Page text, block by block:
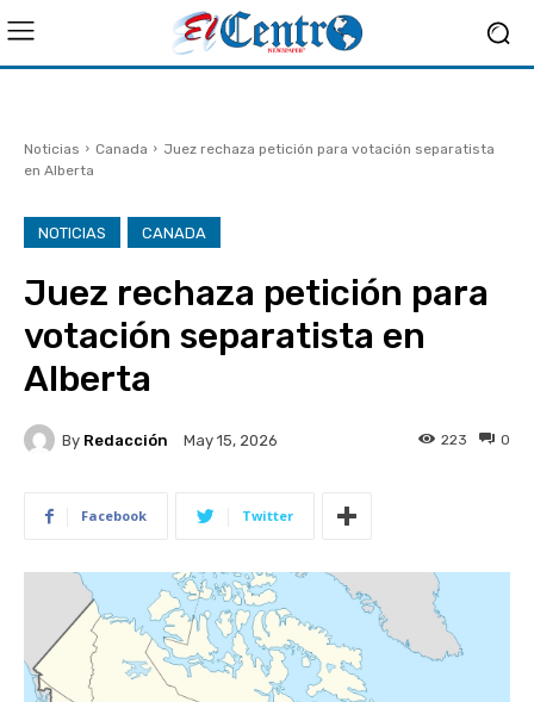
Noticias Canada
Juez rechaza petición para votación separatista
en Alberta
NOTICIAS CANADA
Juez rechaza petición para
votación separatista en
Alberta
By Redacción May 15, 2026 0
223
Facebook Twitter